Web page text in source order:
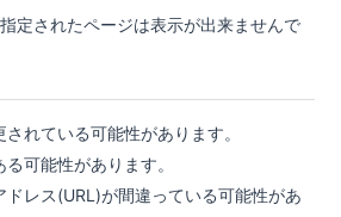
定されたページは表示が出来ませんで
れている可能性があります。
可能性があります。
ドレス(URL)が間違っている可能性があ